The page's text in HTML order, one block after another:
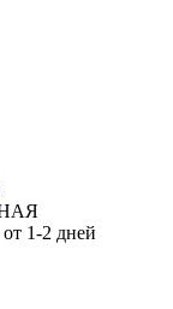
1-2 дней